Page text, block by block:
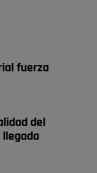
fuerza
del
llegada